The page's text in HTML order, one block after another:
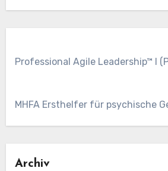
Professional Agile Leadership™ I
MHFA Ersthelfer für psychische
Archiv